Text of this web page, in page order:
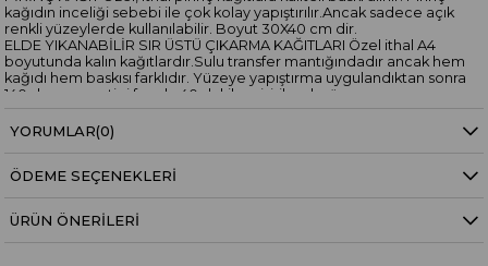
kağıdın inceliği sebebi ile çok kolay yapıştırılır.Ancak sadece açık
renkli yüzeylerde kullanılabilir. Boyut 30X40 cm dir.
ELDE YIKANABİLİR SIR ÜSTÜ ÇIKARMA KAĞITLARI Özel ithal A4
boyutunda kalın kağıtlardır.Sulu transfer mantığındadır ancak hem
kağıdı hem baskısı farklıdır. Yüzeye yapıştırma uygulandıktan sonra
140 derece ev tipi fırında 40 dakika pişirilerek yüzeye
sabitlenir.Elde yıkamaya elverişli hale gelir. Boyut 30X20 cmdir.
“Bu desen, Ece Aymer’in 3 Boyutlu Cam Sanatı Workshop’larında
katmanlama, derinlik ve 3 boyutlu efekt çalışmaları için idealdir.”
YORUMLAR(0)
ÖDEME SEÇENEKLERI
ÜRÜN ÖNERILERI